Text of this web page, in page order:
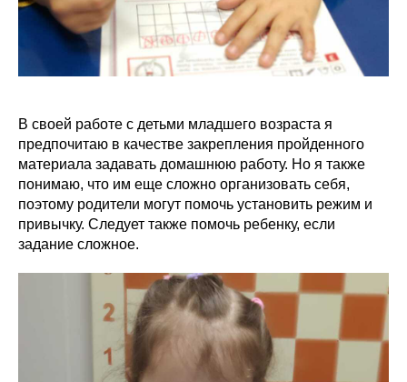
В своей работе с детьми младшего возраста я
предпочитаю в качестве закрепления пройденного
материала задавать домашнюю работу. Но я также
понимаю, что им еще сложно организовать себя,
поэтому родители могут помочь установить режим и
привычку. Следует также помочь ребенку, если
задание сложное.